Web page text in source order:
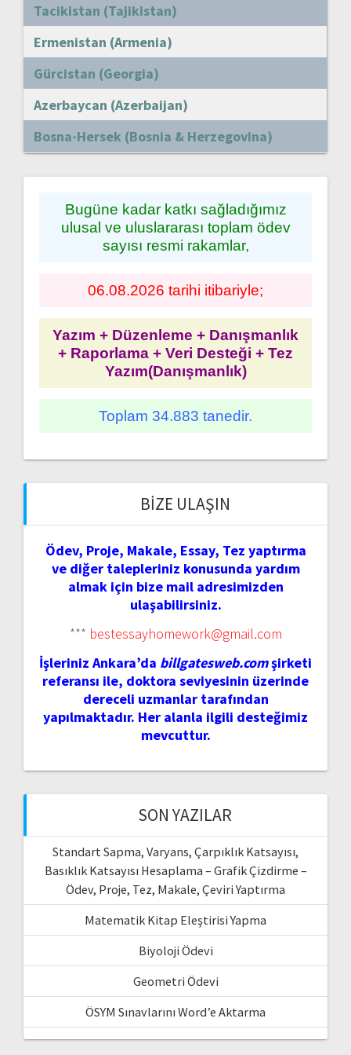
Tacikistan (Tajikistan)
Ermenistan (Armenia)
Gürcistan (Georgia)
Azerbaycan (Azerbaijan)
Bosna-Hersek (Bosnia & Herzegovina)
Bugüne kadar katkı sağladığımız
ulusal ve uluslararası toplam ödev
sayısı resmi rakamlar,
06.08.2026 tarihi itibariyle;
Yazım + Düzenleme + Danışmanlık
+ Raporlama + Veri Desteği + Tez
Yazım(Danışmanlık)
Toplam 34.883 tanedir.
BIZE ULAŞIN
Ödev, Proje, Makale, Essay, Tez yaptırma
ve diğer talepleriniz konusunda yardım
almak için bize mail adresimizden
ulaşabilirsiniz.
*** bestessayhomework@gmail.com
İşleriniz Ankara’da billgatesweb.comşirketi
referansı ile, doktora seviyesinin üzerinde
dereceli uzmanlar tarafından
yapılmaktadır. Her alanla ilgili desteğimiz
mevcuttur.
SON YAZILAR
Standart Sapma, Varyans, Çarpıklık Katsayısı,
Basıklık Katsayısı Hesaplama – Grafik Çizdirme –
Ödev, Proje, Tez, Makale, Çeviri Yaptırma
Matematik Kitap Eleştirisi Yapma
Biyoloji Ödevi
Geometri Ödevi
ÖSYM Sınavlarını Word’e Aktarma